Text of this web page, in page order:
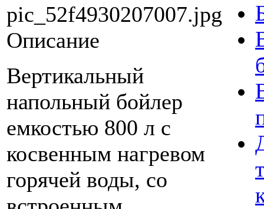
pic_52f4930207007.jpg
Описание
Вертикальный
напольный бойлер
емкостью 800 л с
косвенным нагревом
горячей воды, со